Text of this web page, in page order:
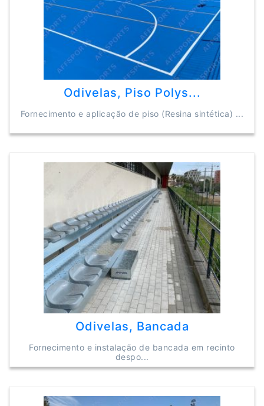
Odivelas, Piso Polys...
Fornecimento e aplicação de piso (Resina sintética) ...
Odivelas, Bancada
Fornecimento e instalação de bancada em recinto
despo...